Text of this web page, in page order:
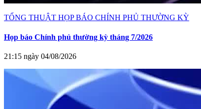
TỔNG THUẬT HỌP BÁO CHÍNH PHỦ THƯỜNG KỲ
Họp báo Chính phủ thường kỳ tháng 7/2026
21:15 ngày 04/08/2026